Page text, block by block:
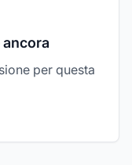
per questa